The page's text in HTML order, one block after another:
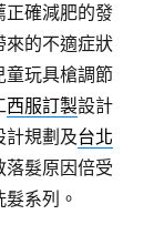
正確減肥的發
來的不適症狀
童玩具槍調節
西服訂製設計
計規劃及台北
落髮原因倍受
系列。